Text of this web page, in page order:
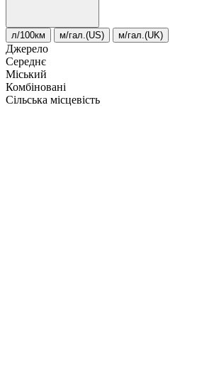
л/100км м/гал.(US) м/гал.(UK)
Джерело
Середнє
Міський
Комбіновані
Сільська місцевість